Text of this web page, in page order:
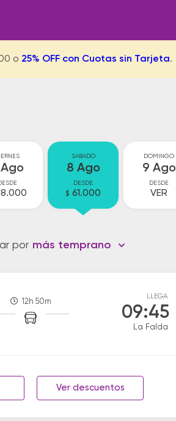
o 25% OFF con Cuotas sin Tarjeta.
SABADO
8 Ago
DESDE
$ 61.000
DOMINGO
9 Ago
DESDE
VER
por más temprano
12h 50m
LLEGA
09:45
La Falda
Ver descuentos